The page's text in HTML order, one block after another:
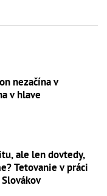
nezačína v
v hlave
ale len dovtedy,
Tetovanie v práci